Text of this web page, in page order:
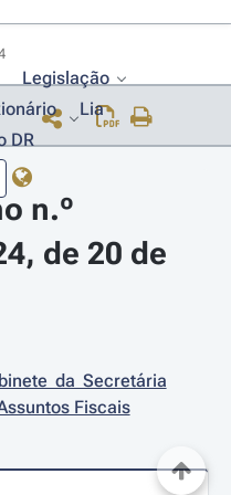
Legislação
Lia
DR
n.º
de 20 de
da Secretária
Fiscais